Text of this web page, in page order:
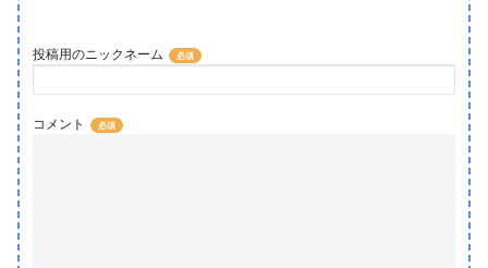
投稿用のニックネーム
コメント